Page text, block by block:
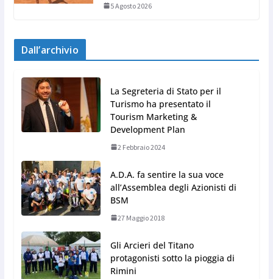
5 Agosto 2026
Dall’archivio
La Segreteria di Stato per il
Turismo ha presentato il
Tourism Marketing &
Development Plan
2 Febbraio 2024
A.D.A. fa sentire la sua voce
all’Assemblea degli Azionisti di
BSM
27 Maggio 2018
Gli Arcieri del Titano
protagonisti sotto la pioggia di
Rimini